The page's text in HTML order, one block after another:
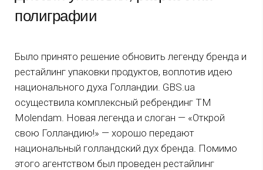
полиграфии
Было принято решение обновить легенду бренда и
рестайлинг упаковки продуктов, воплотив идею
национального духа Голландии. GBS.ua
осуществила комплексный ребрендинг ТМ
Molendam. Новая легенда и слоган — «Открой
свою Голландию!» — хорошо передают
национальный голландский дух бренда. Помимо
этого агентством был проведен рестайлинг